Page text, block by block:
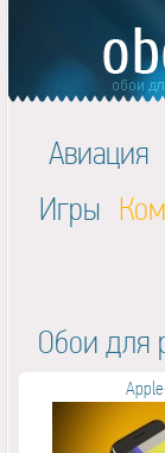
Авиация
Игры
Обои для